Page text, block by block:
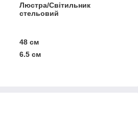
Люстра/Світильник
стельовий
48 см
6.5 см